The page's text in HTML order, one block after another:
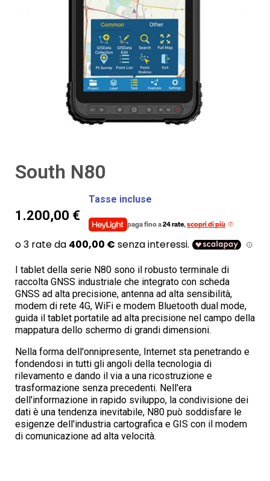
South N80
1.200,00 €
Tasse incluse
paga fino a24 rate,scopri di più
I tablet della serie N80 sono il robusto terminale di
raccolta GNSS industriale che integrato con scheda
GNSS ad alta precisione, antenna ad alta sensibilità,
modem di rete 4G, WiFi e modem Bluetooth dual mode,
guida il tablet portatile ad alta precisione nel campo della
mappatura dello schermo di grandi dimensioni.
Nella forma dell'onnipresente, Internet sta penetrando e
fondendosi in tutti gli angoli della tecnologia di
rilevamento e dando il via a una ricostruzione e
trasformazione senza precedenti. Nell'era
dell'informazione in rapido sviluppo, la condivisione dei
dati è una tendenza inevitabile, N80 può soddisfare le
esigenze dell'industria cartografica e GIS con il modem
di comunicazione ad alta velocità.